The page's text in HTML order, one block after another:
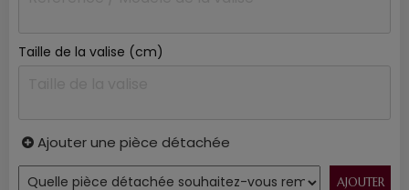
Taille de la valise (cm)
Ajouter une pièce détachée